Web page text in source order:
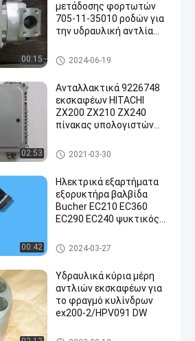
00:15
μετάδοσης φορτωτών
705-11-35010 ροδών για
την υδραυλική αντλία
Υδραυλικό Gear αντλία
2024-06-19
02:53
Ανταλλακτικά 9226748
εκσκαφέων HITACHI
ZX200 ZX210 ZX240
πίνακας υπολογιστών
Ελεγκτής εκσκαφέων
2021-03-30
00:42
Ηλεκτρικά εξαρτήματα
εξορυκτήρα βαλβίδα
Bucher EC210 EC360
EC290 EC240 ψυκτικός
ηλεκτροσόκ VOE
14616529
Εκσκαφέας ανταλλακτικών
2024-03-27
Υδραυλικά κύρια μέρη
αντλιών εκσκαφέων για
το φραγμό κυλίνδρων
ex200-2/HPV091 DW
Εκσκαφέας ανταλλακτικών